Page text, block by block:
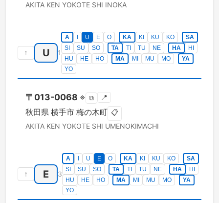
AKITA KEN YOKOTE SHI INOKA
↑ U 1
A U E O KA KI KU KO
SA
SI
SU SO TA TI TU NE HA
HI
HU
HE HO MA MI MU MO
YA
YO
〒 013-0068 ※ ⧉ 📍
秋田県 横手市 梅の木町 📋
AKITA KEN YOKOTE SHI UMENOKIMACHI
↑ E 3
A U E O KA KI KU KO
SA
SI
SU SO TA TI TU NE HA
HI
HU
HE HO MA MI MU MO
YA
YO